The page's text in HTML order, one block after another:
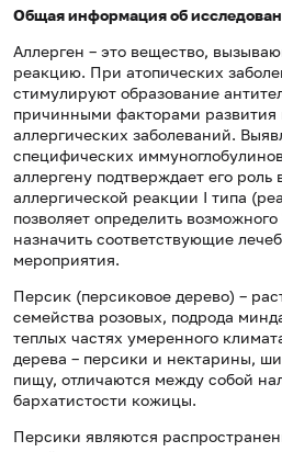
Общая информация об
Аллерген – это вещество,
реакцию. При атопических
стимулируют образование
причинными факторами развития
аллергических заболеваний.
специфических
аллергену подтверждает его роль
аллергической реакции I типа
позволяет определить
назначить соответствующие
мероприятия.
Персик (персиковое дерево) –
семейства розовых, подрода
теплых частях умеренного
дерева – персики и нектарины,
пищу, отличаются между собой
бархатистости кожицы.
Персики являются